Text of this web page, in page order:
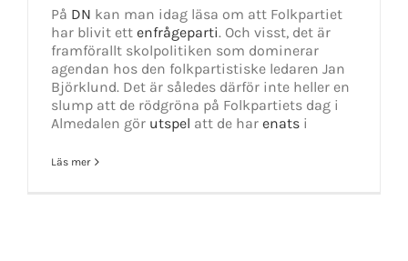
På DN kan man idag läsa om att Folkpartiet
har blivit ett enfrågeparti. Och visst, det är
framförallt skolpolitiken som dominerar
agendan hos den folkpartistiske ledaren Jan
Björklund. Det är således därför inte heller en
slump att de rödgröna på Folkpartiets dag i
Almedalen gör utspel att de har enats i
Läs mer